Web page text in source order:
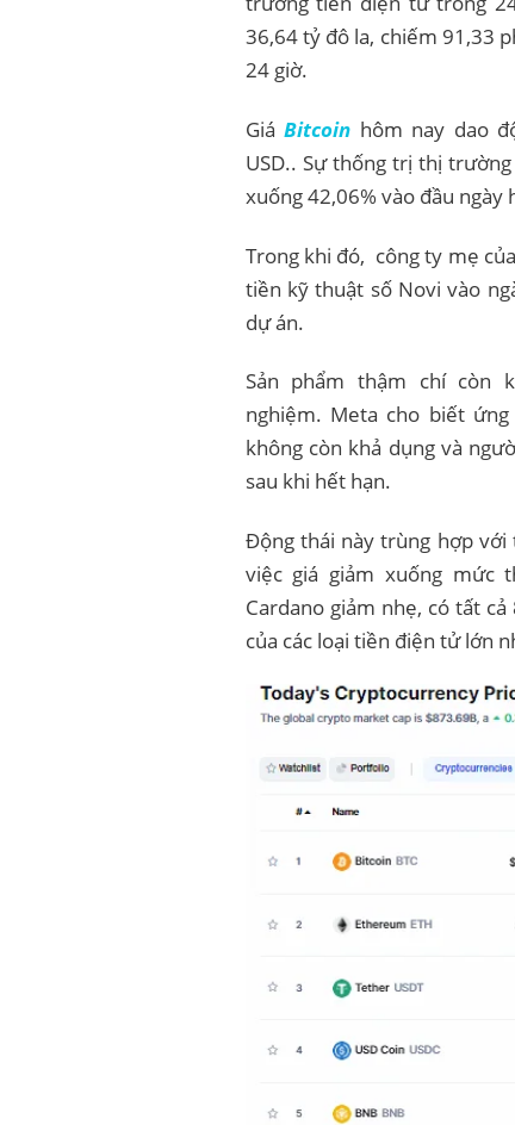
36,64 tỷ đô la, chiếm 91,33
24 giờ.
GiáBitcoin hôm nay dao
USD.. Sự thống trị thị
xuống 42,06% vào đầu ngày
Trong khi đó, công ty mẹ
tiền kỹ thuật số Novi vào
dự án.
Sản phẩm thậm chí còn
nghiệm. Meta cho biết
không còn khả dụng và
sau khi hết hạn.
Động thái này trùng hợp
việc giá giảm xuống mức
Cardano giảm nhẹ, có tất
của các loại tiền điện tử lớn